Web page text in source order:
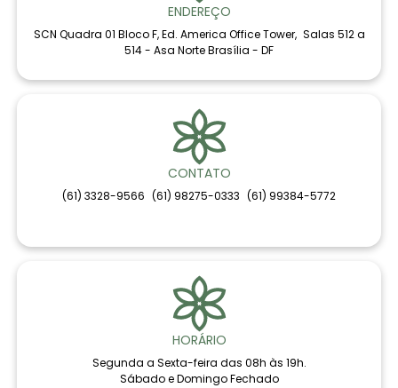
ENDEREÇO
SCN Quadra 01 Bloco F, Ed. America Office Tower, Salas 512 a
514 - Asa Norte Brasília - DF
CONTATO
(61) 3328-9566 (61) 98275-0333 (61) 99384-5772
HORÁRIO
Segunda a Sexta-feira das 08h às 19h.
Sábado e Domingo Fechado